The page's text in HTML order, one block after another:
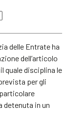
delle Entrate ha
dell’articolo
quale disciplina le
per gli
detenuta in un